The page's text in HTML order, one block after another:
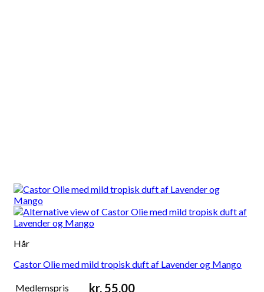
Hår
Castor Olie med mild tropisk duft af Lavender og Mango
Medlemspris kr. 55,00